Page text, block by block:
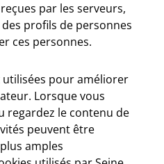
par les serveurs,
profils de personnes
ces personnes.
pour améliorer
Lorsque vous
regardez le contenu de
peuvent être
amples